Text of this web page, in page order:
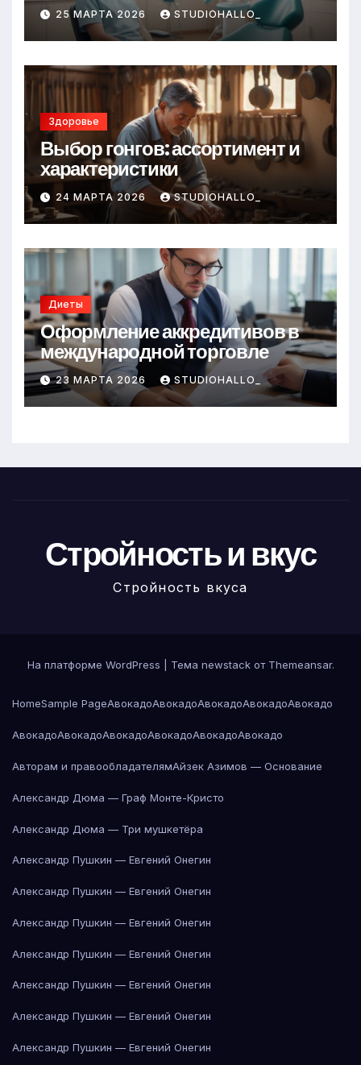
25 МАРТА 2026 STUDIOHALLO_
Здоровье
Выбор гонгов: ассортимент и
характеристики
24 МАРТА 2026 STUDIOHALLO_
Диеты
Оформление аккредитивов в
международной торговле
23 МАРТА 2026 STUDIOHALLO_
Стройность и вкус
Стройность вкуса
На платформе WordPress Тема newstack от Themeansar.
HomeSample PageАвокадоАвокадоАвокадоАвокадоАвокадо
АвокадоАвокадоАвокадоАвокадоАвокадоАвокадо
Авторам и правообладателямАйзек Азимов — Основание
Александр Дюма — Граф Монте-Кристо
Александр Дюма — Три мушкетёра
Александр Пушкин — Евгений Онегин
Александр Пушкин — Евгений Онегин
Александр Пушкин — Евгений Онегин
Александр Пушкин — Евгений Онегин
Александр Пушкин — Евгений Онегин
Александр Пушкин — Евгений Онегин
Александр Пушкин — Евгений Онегин